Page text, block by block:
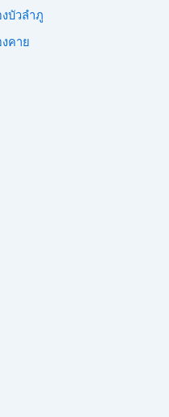
บัวลำภู
คาย